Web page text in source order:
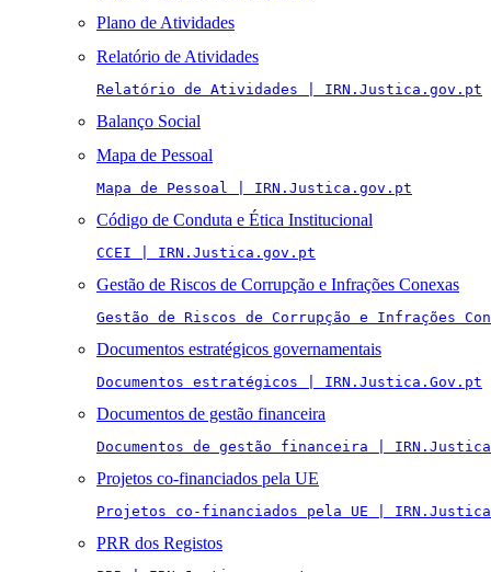
Plano de Atividades
Relatório de Atividades
Relatório de Atividades | IRN.Justica.gov.pt
Balanço Social
Mapa de Pessoal
Mapa de Pessoal | IRN.Justica.gov.pt
Código de Conduta e Ética Institucional
CCEI | IRN.Justica.gov.pt
Gestão de Riscos de Corrupção e Infrações Conexas
Gestão de Riscos de Corrupção e Infrações
Documentos estratégicos governamentais
Documentos estratégicos | IRN.Justica.Gov.pt
Documentos de gestão financeira
Documentos de gestão financeira |
Projetos co-financiados pela UE
Projetos co-financiados pela UE |
PRR dos Registos